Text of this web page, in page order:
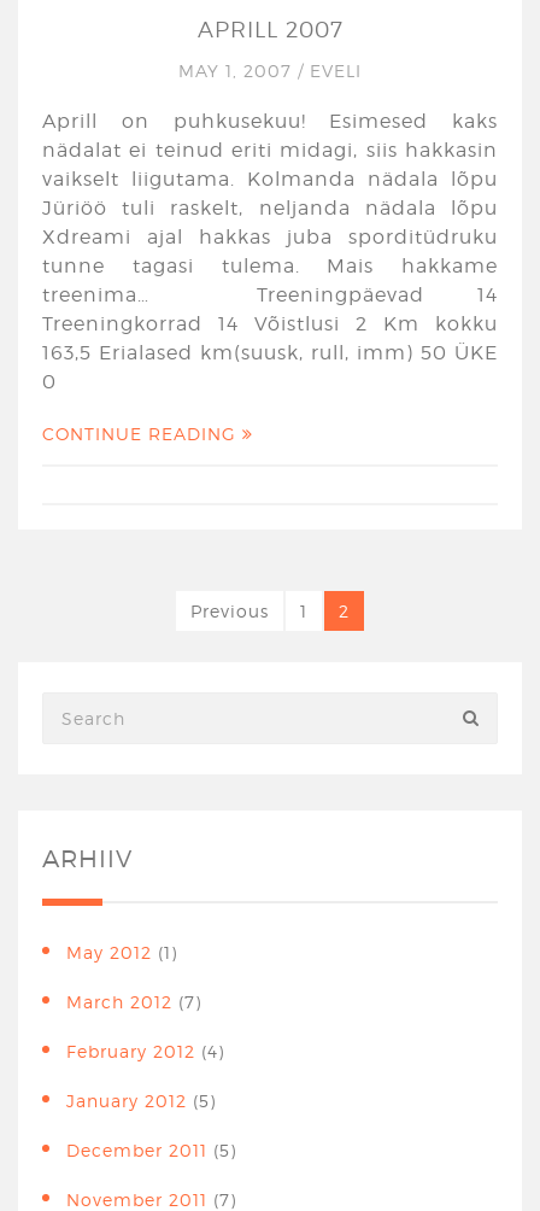
APRILL 2007
MAY 1, 2007 / EVELI
Aprill on puhkusekuu! Esimesed kaks
nädalat ei teinud eriti midagi, siis hakkasin
vaikselt liigutama. Kolmanda nädala lõpu
Jüriöö tuli raskelt, neljanda nädala lõpu
Xdreami ajal hakkas juba sporditüdruku
tunne tagasi tulema. Mais hakkame
treenima… Treeningpäevad 14
Treeningkorrad 14 Võistlusi 2 Km kokku
163,5 Erialased km(suusk, rull, imm) 50 ÜKE
0
CONTINUE READING
Previous 1 2
ARHIIV
May 2012 (1)
March 2012 (7)
February 2012 (4)
January 2012 (5)
December 2011 (5)
November 2011 (7)